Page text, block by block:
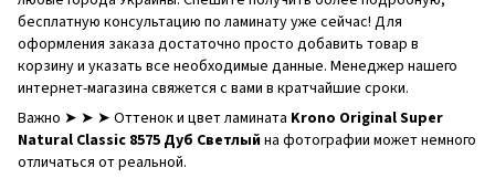
бесплатную консультацию по ламинату уже сейчас! Для
оформления заказа достаточно просто добавить товар в
корзину и указать все необходимые данные. Менеджер нашего
интернет-магазина свяжется с вами в кратчайшие сроки.
Важно ➤ ➤ ➤ Оттенок и цвет ламината Krono Original Super
Natural Classic 8575 Дуб Светлыйна фотографии может немного
отличаться от реальной.